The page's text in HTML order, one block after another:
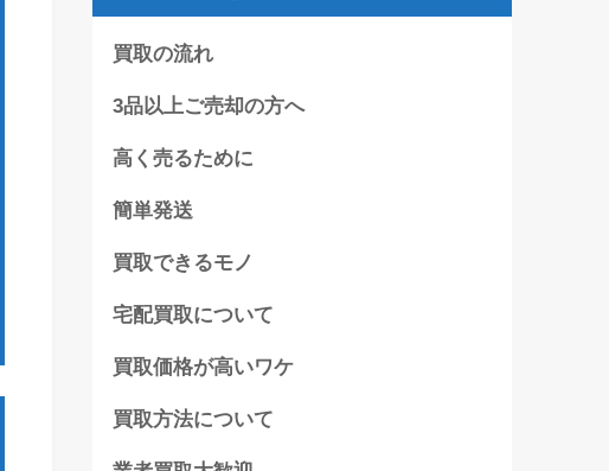
買取の流れ
3品以上ご売却の方へ
高く売るために
簡単発送
買取できるモノ
宅配買取について
買取価格が高いワケ
買取方法について